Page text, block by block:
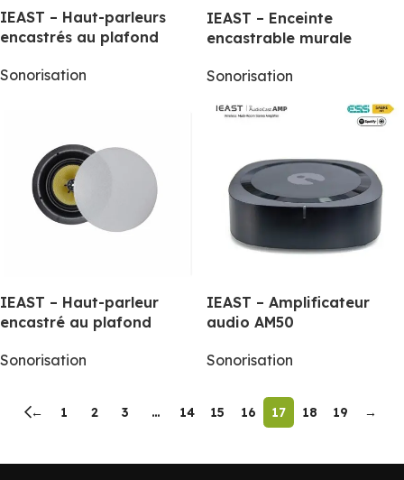
IEAST – Haut-parleurs
encastrés au plafond
Sonorisation
IEAST – Enceinte
encastrable murale
Sonorisation
IEAST – Haut-parleur
encastré au plafond
Sonorisation
IEAST – Amplificateur
audio AM50
Sonorisation
← 1 2 3 … 14 15 16 17 18 19 →